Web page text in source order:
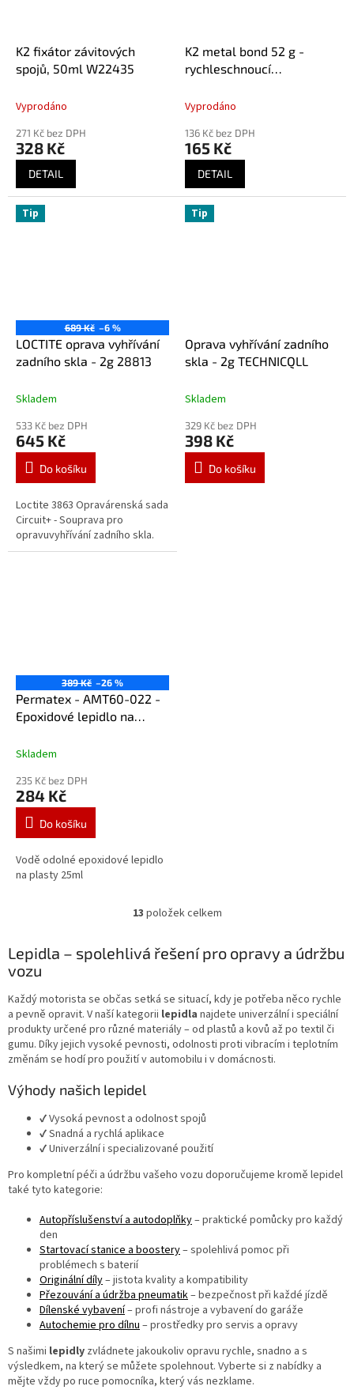
K2 fixátor závitových
spojů, 50ml W22435
Vyprodáno
271 Kč bez DPH
328 Kč
DETAIL
K2 metal bond 52 g -
rychleschnoucí
DV44209
Vyprodáno
136 Kč bez DPH
165 Kč
DETAIL
Tip
689 Kč –6 %
LOCTITE oprava vyhřívání
zadního skla - 2g 28813
Skladem
533 Kč bez DPH
645 Kč
Do košíku
Loctite 3863 Opravárenská sada
Circuit+ - Souprava pro
opravuvyhřívání zadního skla.
Tip
Oprava vyhřívání zadního
skla - 2g TECHNICQLL
Skladem
329 Kč bez DPH
398 Kč
Do košíku
389 Kč –26 %
Permatex - AMT60-022 -
Epoxidové lepidlo na
Skladem
235 Kč bez DPH
284 Kč
Do košíku
Vodě odolné epoxidové lepidlo
na plasty 25ml
O
l
á
a
c
í
p
r
v
p
s
13 položek celkem
Lepidla – spolehlivá řešení pro opravy a údržbu
vozu
Každý motorista se občas setká se situací, kdy je potřeba něco rychle
a pevně opravit. V naší kategorii lepidla najdete univerzální i speciální
produkty určené pro různé materiály – od plastů a kovů až po textil či
gumu. Díky jejich vysoké pevnosti, odolnosti proti vibracím i teplotním
změnám se hodí pro použití v automobilu i v domácnosti.
Výhody našich lepidel
✔ Vysoká pevnost a odolnost spojů
✔ Snadná a rychlá aplikace
✔ Univerzální i specializované použití
Pro kompletní péči a údržbu vašeho vozu doporučujeme kromě lepidel
také tyto kategorie:
Autopříslušenství a autodoplňky– praktické pomůcky pro každý
den
Startovací stanice a boostery– spolehlivá pomoc při
problémech s baterií
Originální díly– jistota kvality a kompatibility
Přezouvání a údržba pneumatik– bezpečnost při každé jízdě
Dílenské vybavení– profi nástroje a vybavení do garáže
Autochemie pro dílnu – prostředky pro servis a opravy
S našimi lepidly zvládnete jakoukoliv opravu rychle, snadno a s
výsledkem, na který se můžete spolehnout. Vyberte si z nabídky a
mějte vždy po ruce pomocníka, který vás nezklame.